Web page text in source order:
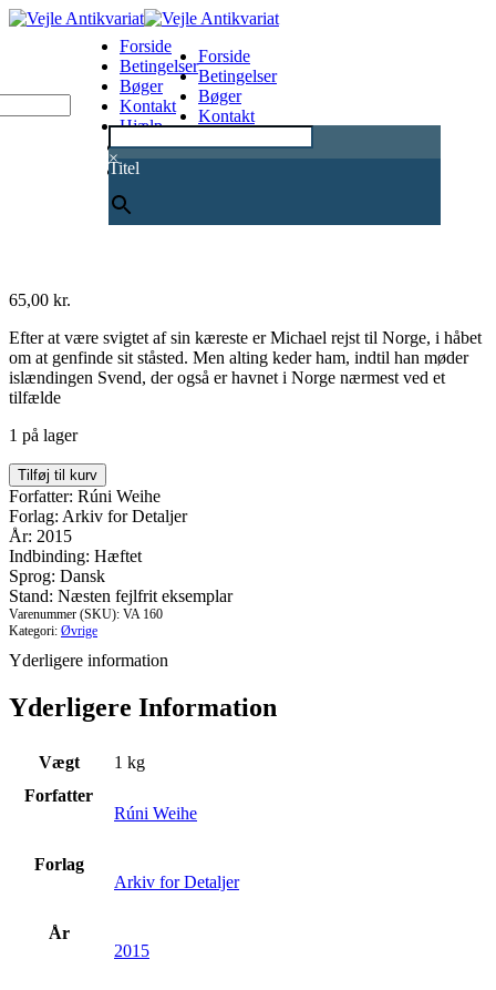
×
Titel
Forside
Betingelser
Bøger
Kontakt
Hjælp
0
Forside
Betingelser
Bøger
Kontakt
65,00 kr.
Efter at være svigtet af sin kæreste er Michael rejst til Norge, i håbet
om at genfinde sit ståsted. Men alting keder ham, indtil han møder
islændingen Svend, der også er havnet i Norge nærmest ved et
tilfælde
1 på lager
Mursejler
antal
Tilføj til kurv
Forfatter: Rúni Weihe
Forlag: Arkiv for Detaljer
År: 2015
Indbinding: Hæftet
Sprog: Dansk
Stand: Næsten fejlfrit eksemplar
Varenummer (SKU): VA 160
Kategori: Øvrige
Yderligere information
Yderligere Information
Vægt
1 kg
Forfatter
Rúni Weihe
Forlag
Arkiv for Detaljer
År
2015